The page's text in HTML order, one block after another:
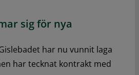
sig för nya
har nu vunnit laga
har tecknat kontrakt med